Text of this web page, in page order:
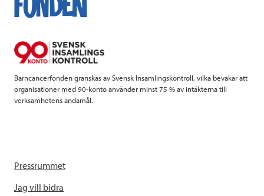
k
Barncancerfonden granskas av Svensk Insamlingskontroll, vilka bevakar att
organisationer med 90-konto använder minst 75 % av intäkterna till
verksamhetens ändamål.
Pressrummet
Jag vill bidra